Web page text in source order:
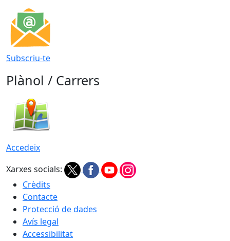
Subscriu-te
Plànol / Carrers
Accedeix
Xarxes socials:
Crèdits
Contacte
Protecció de dades
Avís legal
Accessibilitat